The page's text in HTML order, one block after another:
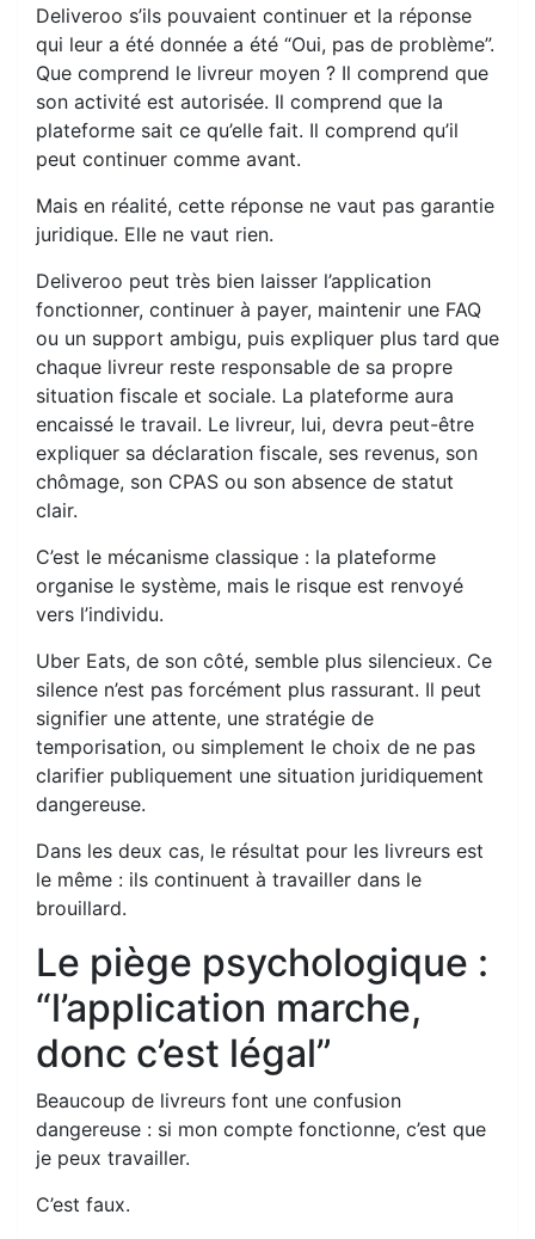
Deliveroo s’ils pouvaient continuer et la réponse
qui leur a été donnée a été “Oui, pas de problème”.
Que comprend le livreur moyen ? Il comprend que
son activité est autorisée. Il comprend que la
plateforme sait ce qu’elle fait. Il comprend qu’il
peut continuer comme avant.
Mais en réalité, cette réponse ne vaut pas garantie
juridique. Elle ne vaut rien.
Deliveroo peut très bien laisser l’application
fonctionner, continuer à payer, maintenir une FAQ
ou un support ambigu, puis expliquer plus tard que
chaque livreur reste responsable de sa propre
situation fiscale et sociale. La plateforme aura
encaissé le travail. Le livreur, lui, devra peut-être
expliquer sa déclaration fiscale, ses revenus, son
chômage, son CPAS ou son absence de statut
clair.
C’est le mécanisme classique : la plateforme
organise le système, mais le risque est renvoyé
vers l’individu.
Uber Eats, de son côté, semble plus silencieux. Ce
silence n’est pas forcément plus rassurant. Il peut
signifier une attente, une stratégie de
temporisation, ou simplement le choix de ne pas
clarifier publiquement une situation juridiquement
dangereuse.
Dans les deux cas, le résultat pour les livreurs est
le même : ils continuent à travailler dans le
brouillard.
Le piège psychologique :
“l’application marche,
donc c’est légal”
Beaucoup de livreurs font une confusion
dangereuse : si mon compte fonctionne, c’est que
je peux travailler.
C’est faux.